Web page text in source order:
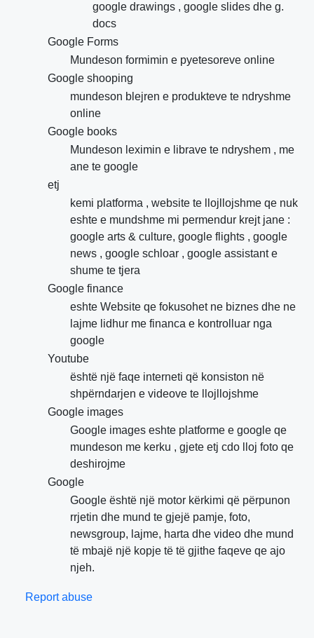
google drawings , google slides dhe g.
docs
Google Forms
Mundeson formimin e pyetesoreve online
Google shooping
mundeson blejren e produkteve te ndryshme
online
Google books
Mundeson leximin e librave te ndryshem , me
ane te google
etj
kemi platforma , website te llojllojshme qe nuk
eshte e mundshme mi permendur krejt jane :
google arts & culture, google flights , google
news , google schloar , google assistant e
shume te tjera
Google finance
eshte Website qe fokusohet ne biznes dhe ne
lajme lidhur me financa e kontrolluar nga
google
Youtube
është një faqe interneti që konsiston në
shpërndarjen e videove te llojllojshme
Google images
Google images eshte platforme e google qe
mundeson me kerku , gjete etj cdo lloj foto qe
deshirojme
Google
Google është një motor kërkimi që përpunon
rrjetin dhe mund te gjejë pamje, foto,
newsgroup, lajme, harta dhe video dhe mund
të mbajë një kopje të të gjithe faqeve qe ajo
njeh.
Report abuse